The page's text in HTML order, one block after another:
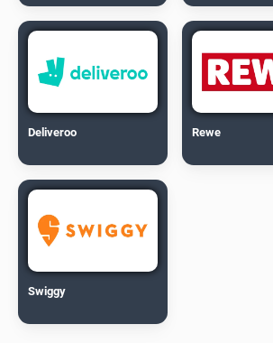
Deliveroo Rewe
Swiggy